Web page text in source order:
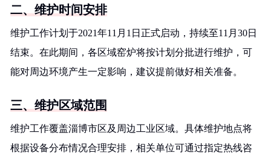
二、维护时间安排
维护工作计划于2021年11月1日正式启动，持续至11月30日
结束。在此期间，各区域窑炉将按计划分批进行维护，可
能对周边环境产生一定影响，建议提前做好相关准备。
三、维护区域范围
维护工作覆盖淄博市区及周边工业区域。具体维护地点将
根据设备分布情况合理安排，相关单位可通过指定热线咨